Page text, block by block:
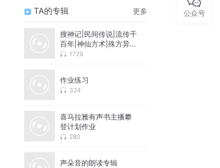
TA的专辑 更多
搜神记|民间传说|流传千
百年|神仙方术|殊方异
物|鬼魅妖怪|佛法灵异
1729
作业练习
324
喜马拉雅有声书主播攀
登计划作业
280
声朵音的朗读专辑
公众号